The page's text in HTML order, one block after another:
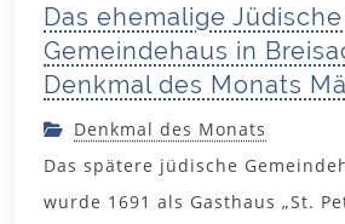
Das ehemalige Jüdische
Gemeindehaus in
Denkmal des Monats
Denkmal des Monats
Das spätere jüdische
wurde 1691 als Gasthaus „St.